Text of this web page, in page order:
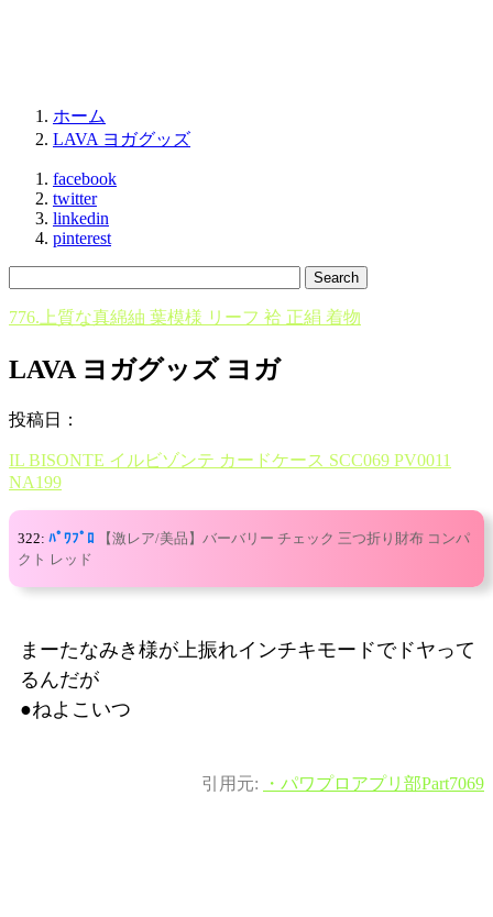
ホーム
LAVA ヨガグッズ
facebook
twitter
linkedin
pinterest
776.上質な真綿紬 葉模様 リーフ 袷 正絹 着物
LAVA ヨガグッズ ヨガ
投稿日：
IL BISONTE イルビゾンテ カードケース SCC069 PV0011
NA199
322: ﾊﾟﾜﾌﾟﾛ
【激レア/美品】バーバリー チェック 三つ折り財布 コンパ
クト レッド
まーたなみき様が上振れインチキモードでドヤって
るんだが
●ねよこいつ
引用元: ・パワプロアプリ部Part7069